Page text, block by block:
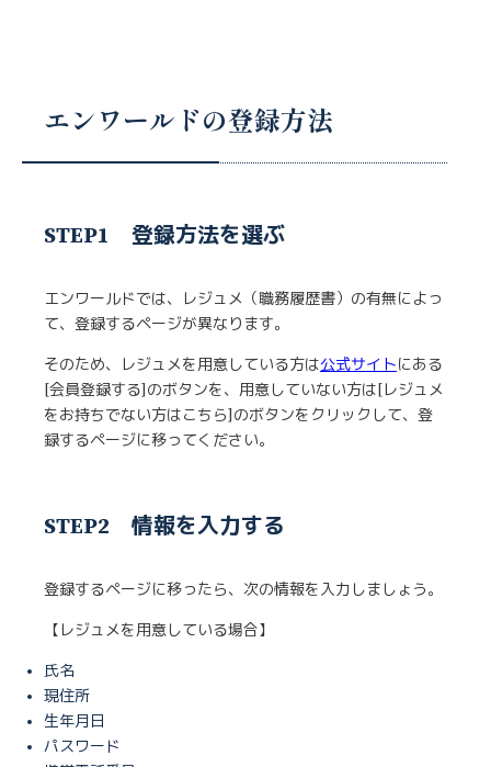
エンワールドの登録方法
STEP1 登録方法を選ぶ
エンワールドでは、レジュメ（職務履歴書）の有無によっ
て、登録するページが異なります。
そのため、レジュメを用意している方は公式サイトにある
[会員登録する]のボタンを、用意していない方は[レジュメ
をお持ちでない方はこちら]のボタンをクリックして、登
録するページに移ってください。
STEP2 情報を入力する
登録するページに移ったら、次の情報を入力しましょう。
【レジュメを用意している場合】
氏名
現住所
生年月日
パスワード